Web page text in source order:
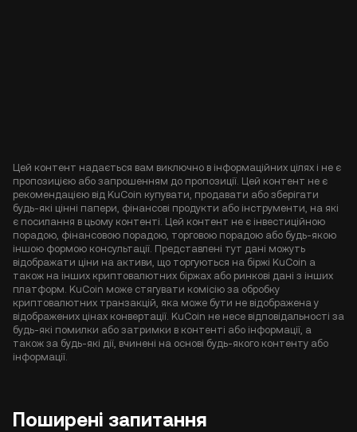
Цей контент надається вам виключно в інформаційних цілях і не є
пропозицією або запрошенням до пропозиції. Цей контент не є
рекомендацією від KuCoin купувати, продавати або зберігати
будь-які цінні папери, фінансові продукти або інструменти, на які
є посилання в цьому контенті. Цей контент не є інвестиційною
порадою, фінансовою порадою, торговою порадою або будь-якою
іншою формою консультації. Представлені тут дані можуть
відображати ціни на активи, що торгуються на біржі KuCoin а
також на інших криптовалютних біржах або ринкові дані з інших
платформ. KuCoin може стягувати комісію за обробку
криптовалютних транзакцій, яка може бути не відображена у
відображених цінах конвертації. KuCoin не несе відповідальності за
будь-які помилки або затримки в контенті або інформації, а
також за будь-які дії, вчинені на основі будь-якого контенту або
інформації.
Поширені запитання